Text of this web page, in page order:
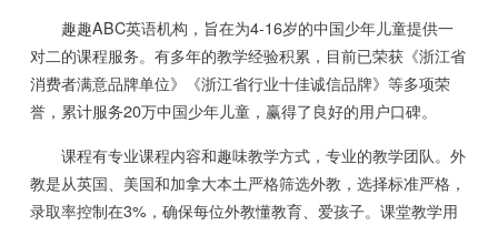
趣趣ABC英语机构，旨在为4-16岁的中国少年儿童提供一
对二的课程服务。有多年的教学经验积累，目前已荣获《浙江省
消费者满意品牌单位》《浙江省行业十佳诚信品牌》等多项荣
誉，累计服务20万中国少年儿童，赢得了良好的用户口碑。
课程有专业课程内容和趣味教学方式，专业的教学团队。外
教是从英国、美国和加拿大本土严格筛选外教，选择标准严格，
录取率控制在3%，确保每位外教懂教育、爱孩子。课堂教学用